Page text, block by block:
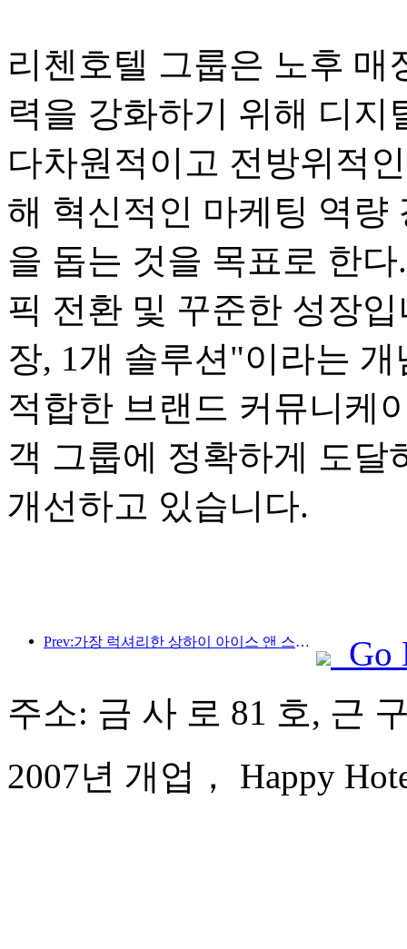
리첸호텔 그룹은 노후 매
력을 강화하기 위해 디
다차원적이고 전방위적
해 혁신적인 마케팅 역량
을 돕는 것을 목표로 한
픽 전환 및 꾸준한 성장
장, 1개 솔루션"이라는
적합한 브랜드 커뮤니케
객 그룹에 정확하게 도달
개선하고 있습니다.
Prev:가장 럭셔리한 상하이 아이스 앤 스노우 월드 호텔이 공개되었습니다.
Go
주소: 금 사 로 81 호, 근
2007년 개업， Happy